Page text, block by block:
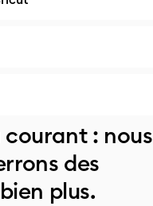
courant : nous
des
plus.